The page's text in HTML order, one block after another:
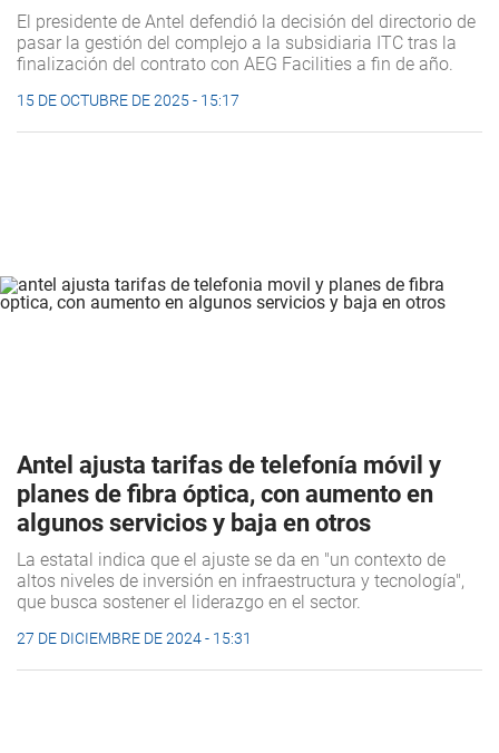
El presidente de Antel defendió la decisión del directorio de
pasar la gestión del complejo a la subsidiaria ITC tras la
finalización del contrato con AEG Facilities a fin de año.
15 DE OCTUBRE DE 2025 - 15:17
Antel ajusta tarifas de telefonía móvil y
planes de fibra óptica, con aumento en
algunos servicios y baja en otros
La estatal indica que el ajuste se da en "un contexto de
altos niveles de inversión en infraestructura y tecnología",
que busca sostener el liderazgo en el sector.
27 DE DICIEMBRE DE 2024 - 15:31